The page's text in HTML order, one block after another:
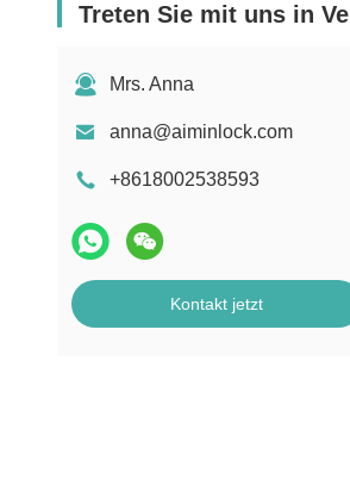
Treten Sie mit uns in Verbindung
Mrs. Anna
anna@aiminlock.com
+8618002538593
Kontakt jetzt